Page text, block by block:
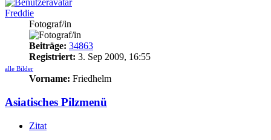
Freddie
Fotograf/in
Beiträge: 34863
Registriert: 3. Sep 2009, 16:55
alle Bilder
Vorname: Friedhelm
Asiatisches Pilzmenü
Zitat